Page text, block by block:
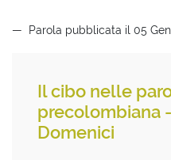
Parola pubblicata il 05
Il cibo nelle
precolombiana
Domenici